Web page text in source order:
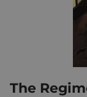
The